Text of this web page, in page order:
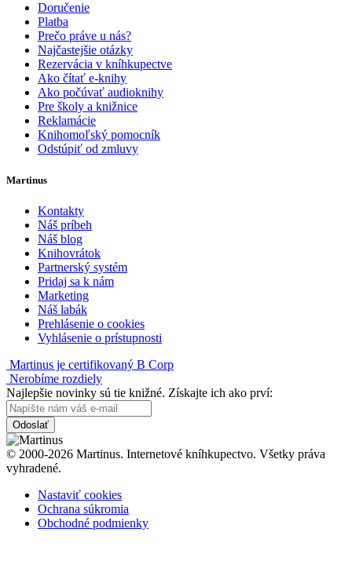
Doručenie
Platba
Prečo práve u nás?
Najčastejšie otázky
Rezervácia v kníhkupectve
Ako čítať e-knihy
Ako počúvať audioknihy
Pre školy a knižnice
Reklamácie
Knihomoľský pomocník
Odstúpiť od zmluvy
Martinus
Kontakty
Náš príbeh
Náš blog
Knihovrátok
Partnerský systém
Pridaj sa k nám
Marketing
Náš labák
Prehlásenie o cookies
Vyhlásenie o prístupnosti
Martinus je certifikovaný B Corp
Nerobíme rozdiely
Najlepšie novinky sú tie knižné. Získajte ich ako prví:
Odoslať
© 2000-2026 Martinus. Internetové kníhkupectvo. Všetky práva
vyhradené.
Nastaviť cookies
Ochrana súkromia
Obchodné podmienky